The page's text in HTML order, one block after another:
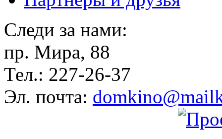
Следи за нами:
пр. Мира, 88
Тел.: 227-26-37
Эл. почта: